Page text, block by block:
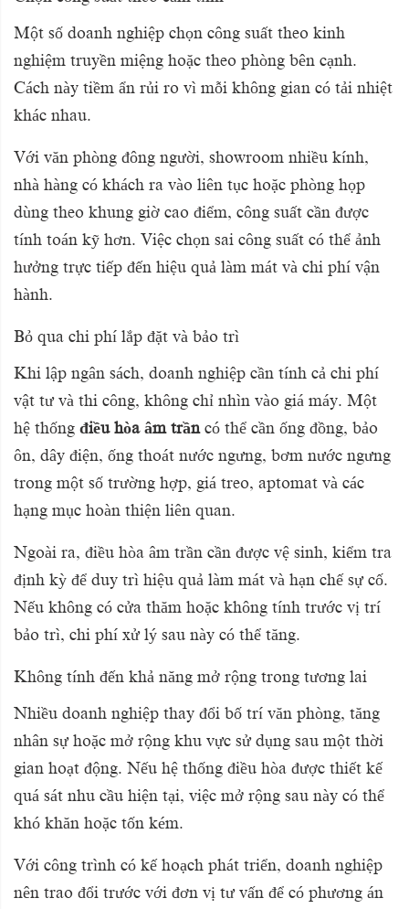
Một số doanh nghiệp chọn công suất theo kinh
nghiệm truyền miệng hoặc theo phòng bên cạnh.
Cách này tiềm ẩn rủi ro vì mỗi không gian có tải nhiệt
khác nhau.
Với văn phòng đông người, showroom nhiều kính,
nhà hàng có khách ra vào liên tục hoặc phòng họp
dùng theo khung giờ cao điểm, công suất cần được
tính toán kỹ hơn. Việc chọn sai công suất có thể ảnh
hưởng trực tiếp đến hiệu quả làm mát và chi phí vận
hành.
Bỏ qua chi phí lắp đặt và bảo trì
Khi lập ngân sách, doanh nghiệp cần tính cả chi phí
vật tư và thi công, không chỉ nhìn vào giá máy. Một
hệ thống điều hòa âm trầncó thể cần ống đồng, bảo
ôn, dây điện, ống thoát nước ngưng, bơm nước ngưng
trong một số trường hợp, giá treo, aptomat và các
hạng mục hoàn thiện liên quan.
Ngoài ra, điều hòa âm trần cần được vệ sinh, kiểm tra
định kỳ để duy trì hiệu quả làm mát và hạn chế sự cố.
Nếu không có cửa thăm hoặc không tính trước vị trí
bảo trì, chi phí xử lý sau này có thể tăng.
Không tính đến khả năng mở rộng trong tương lai
Nhiều doanh nghiệp thay đổi bố trí văn phòng, tăng
nhân sự hoặc mở rộng khu vực sử dụng sau một thời
gian hoạt động. Nếu hệ thống điều hòa được thiết kế
quá sát nhu cầu hiện tại, việc mở rộng sau này có thể
khó khăn hoặc tốn kém.
Với công trình có kế hoạch phát triển, doanh nghiệp
nên trao đổi trước với đơn vị tư vấn để có phương án